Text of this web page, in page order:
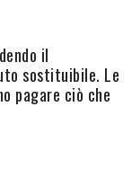
il
sostituibile. Le
pagare ciò che